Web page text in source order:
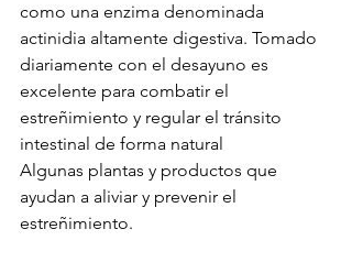
como una enzima denominada
actinidia altamente digestiva. Tomado
diariamente con el desayuno es
excelente para combatir el
estreñimiento y regular el tránsito
intestinal de forma natural
Algunas plantas y productos que
ayudan a aliviar y prevenir el
estreñimiento.